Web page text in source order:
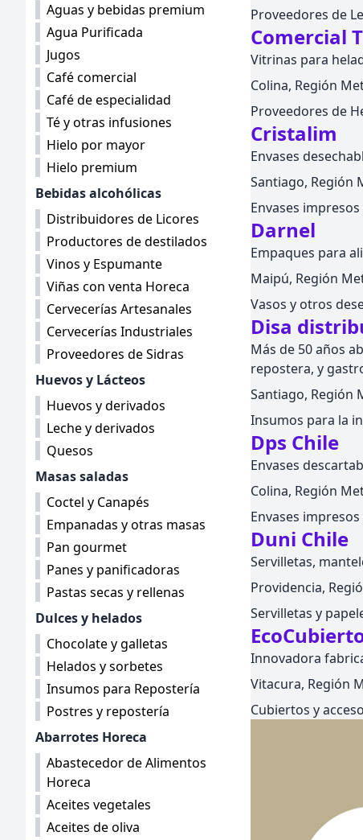
Aguas y bebidas premium
Agua Purificada
Jugos
Café comercial
Café de especialidad
Té y otras infusiones
Hielo por mayor
Hielo premium
Bebidas alcohólicas
Distribuidores de Licores
Productores de destilados
Vinos y Espumante
Viñas con venta Horeca
Cervecerías Artesanales
Cervecerías Industriales
Proveedores de Sidras
Huevos y Lácteos
Huevos y derivados
Leche y derivados
Quesos
Masas saladas
Coctel y Canapés
Empanadas y otras masas
Pan gourmet
Panes y panificadoras
Pastas secas y rellenas
Dulces y helados
Chocolate y galletas
Helados y sorbetes
Insumos para Repostería
Postres y repostería
Abarrotes Horeca
Abastecedor de Alimentos
Horeca
Aceites vegetales
Aceites de oliva
Proveedores de
Comercial
Vitrinas para
Colina, Región
Proveedores de
Cristalim
Envases
Santiago, Región
Envases
Darnel
Empaques para
Maipú, Región
Vasos y otros
Disa
Más de 50 años
repostera, y
Santiago, Región
Insumos para la
Dps Chile
Envases
Colina, Región
Envases
Duni Chile
Servilletas,
Providencia,
Servilletas y
Innovadora
Vitacura, Región
Cubiertos y